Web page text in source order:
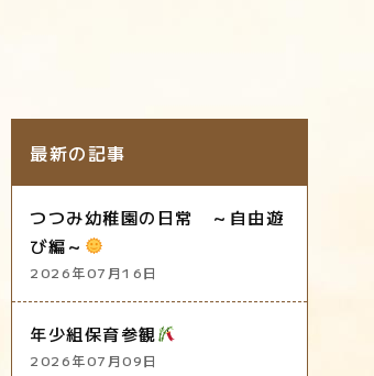
最新の記事
つつみ幼稚園の日常 ～自由遊
び編～
2026年07月16日
年少組保育参観
2026年07月09日